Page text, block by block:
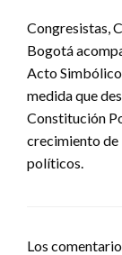
Congresistas,
Bogotá
Acto
medida que
Constitución
crecimiento de
políticos.
Los